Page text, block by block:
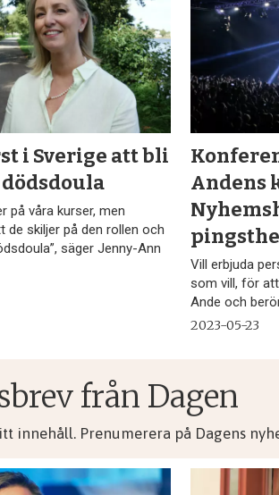
i Sverige att bli
på våra kurser, men
de skiljer på den rollen och
säger Jenny-Ann
Andens
Vill erbjuda
som vill, för
Ande och
2023-05-23
från Dagen
innehåll. Prenumerera på Dagens